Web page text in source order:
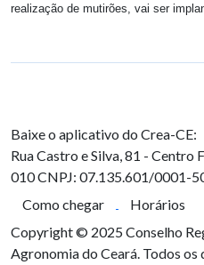
realização de mutirões, vai ser
Baixe o aplicativo do Crea-CE:
Rua Castro e Silva, 81 - Centro
010CNPJ: 07.135.601/0001-
Como chegar
Horários
Copyright © 2025 Conselho
Agronomia do Ceará. Todos